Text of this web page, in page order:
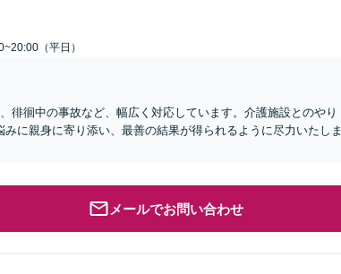
（平日）
徘徊中の事故など、幅広く対応しています。介護施設とのやり
に親身に寄り添い、最善の結果が得られるように尽力いたしま
メールでお問い合わせ